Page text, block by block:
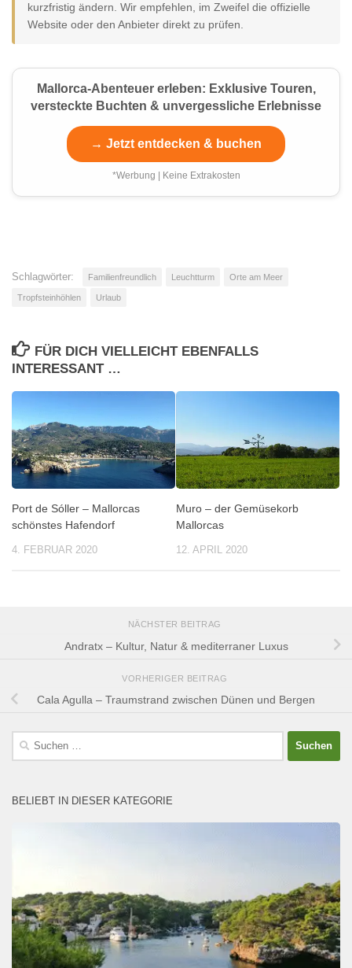
kurzfristig ändern. Wir empfehlen, im Zweifel die offizielle
Website oder den Anbieter direkt zu prüfen.
Mallorca-Abenteuer erleben: Exklusive Touren,
versteckte Buchten & unvergessliche Erlebnisse
→ Jetzt entdecken & buchen
*Werbung | Keine Extrakosten
Schlagwörter: Familienfreundlich Leuchtturm Orte am Meer
Tropfsteinhöhlen Urlaub
FÜR DICH VIELLEICHT EBENFALLS
INTERESSANT …
Port de Sóller – Mallorcas
schönstes Hafendorf
4. FEBRUAR 2020
Muro – der Gemüsekorb
Mallorcas
12. APRIL 2020
NÄCHSTER BEITRAG
Andratx – Kultur, Natur & mediterraner Luxus
VORHERIGER BEITRAG
Cala Agulla – Traumstrand zwischen Dünen und Bergen
Suchen
BELIEBT IN DIESER KATEGORIE